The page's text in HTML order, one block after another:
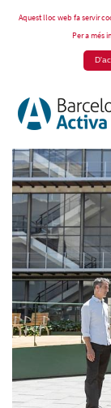
Aquest lloc web fa servir
Per a més